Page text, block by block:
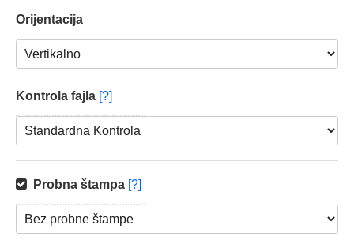
Orijentacija
Kontrola fajla [?]
Probna štampa [?]